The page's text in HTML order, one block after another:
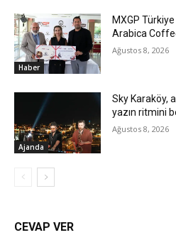
Haber
MXGP
Arabica
Ağustos 8, 2026
Ajanda
Sky Karaköy,
yazın ritmini
Ağustos 8, 2026
CEVAP VER